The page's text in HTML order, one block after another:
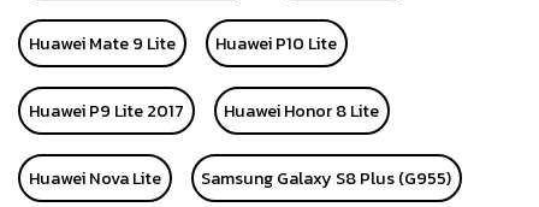
Huawei Mate 9 Lite Huawei P10 Lite
Huawei P9 Lite 2017 Huawei Honor 8 Lite
Huawei Nova Lite Samsung Galaxy S8 Plus (G955)